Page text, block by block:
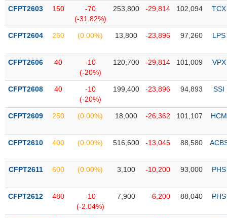
Theo
đặc
Không
ký
quỹ
Danh
mục
Cổ
chi
Tổng
CFPT2603 150
-70
(-31.82%)
253,800 -29,814 102,094 TCX
CFPT2604 260 (0.00%) 13,800 -23,896 97,260 LPS
CFPT2606 40
-10
(-20%)
120,700 -29,814 101,009 VPX
CFPT2608 40
-10
(-20%)
199,400 -23,896 94,893 SSI
CFPT2609 250 (0.00%) 18,000 -26,362 101,107 HCM
CFPT2610 400 (0.00%) 516,600 -13,045 88,580
CFPT2611 600 (0.00%) 3,100 -10,200 93,000 PHS
CFPT2612 480
-10
(-2.04%)
7,900 -6,200 88,040 PHS
CỤ
ĐẦU
DỮ
TIN
SECTOR